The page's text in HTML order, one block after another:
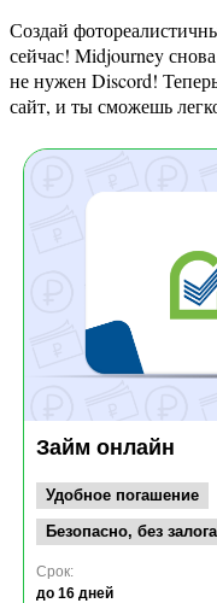
Создай фотореалистичные изображения с Midjourney v6 прямо
сейчас! Midjourney
не нужен Discord!
сайт, и ты сможешь
Займ онлайн
Удобное погашение
Безопасно, без
Срок:
до 16 дней